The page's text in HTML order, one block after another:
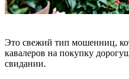
Это свежий тип мошенниц,
кавалеров на покупку
свидании.